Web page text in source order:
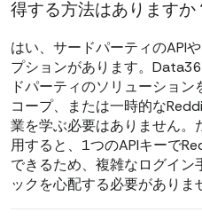
得する方法はありますか
はい、サードパーティのAPI
プションがあります。
ドパーティのソリューショ
コープ、または一時的な
業を学ぶ必要はありません
用すると、1つのAPIキーで
できるため、複雑なログイ
ックを心配する必要がありま